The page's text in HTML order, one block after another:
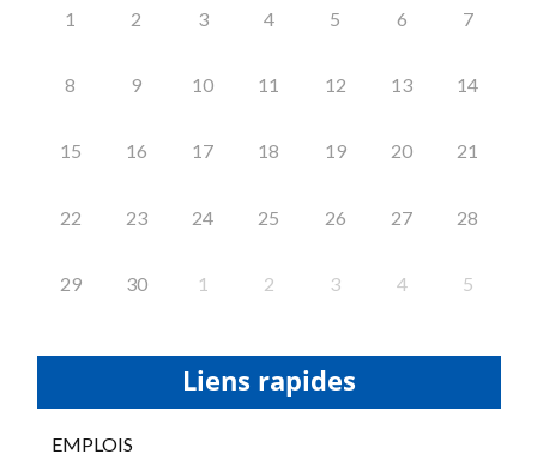
1 2 3 4 5 6 7
8 9 10 11 12 13 14
15 16 17 18 19 20 21
22 23 24 25 26 27 28
29 30 1 2 3 4 5
Liens rapides
EMPLOIS